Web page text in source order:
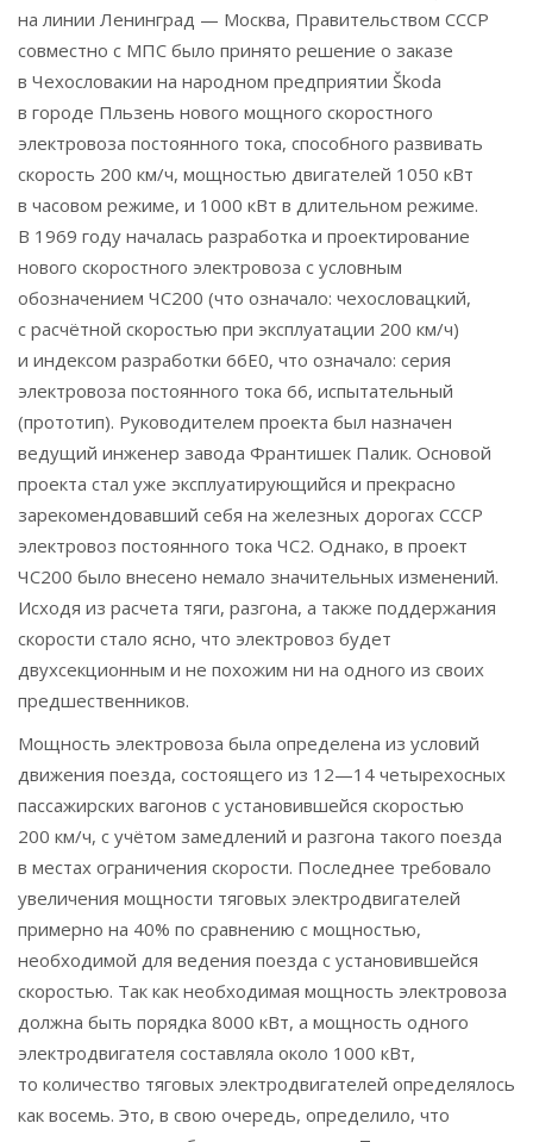
на линии Ленинград — Москва, Правительством СССР
совместно с МПС было принято решение о заказе
в Чехословакии на народном предприятии Škoda
в городе Пльзень нового мощного скоростного
электровоза постоянного тока, способного развивать
скорость 200 км/ч, мощностью двигателей 1050 кВт
в часовом режиме, и 1000 кВт в длительном режиме.
В 1969 году началась разработка и проектирование
нового скоростного электровоза с условным
обозначением ЧС200 (что означало: чехословацкий,
с расчётной скоростью при эксплуатации 200 км/ч)
и индексом разработки 66E0, что означало: серия
электровоза постоянного тока 66, испытательный
(прототип). Руководителем проекта был назначен
ведущий инженер завода Франтишек Палик. Основой
проекта стал уже эксплуатирующийся и прекрасно
зарекомендовавший себя на железных дорогах СССР
электровоз постоянного тока ЧС2. Однако, в проект
ЧС200 было внесено немало значительных изменений.
Исходя из расчета тяги, разгона, а также поддержания
скорости стало ясно, что электровоз будет
двухсекционным и не похожим ни на одного из своих
предшественников.
Мощность электровоза была определена из условий
движения поезда, состоящего из 12—14 четырехосных
пассажирских вагонов с установившейся скоростью
200 км/ч, с учётом замедлений и разгона такого поезда
в местах ограничения скорости. Последнее требовало
увеличения мощности тяговых электродвигателей
примерно на 40% по сравнению с мощностью,
необходимой для ведения поезда с установившейся
скоростью. Так как необходимая мощность электровоза
должна быть порядка 8000 кВт, а мощность одного
электродвигателя составляла около 1000 кВт,
то количество тяговых электродвигателей определялось
как восемь. Это, в свою очередь, определило, что